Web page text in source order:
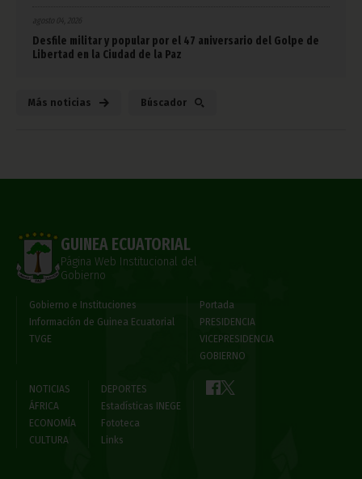
agosto 04, 2026
Desfile militar y popular por el 47 aniversario del Golpe de
Libertad en la Ciudad de la Paz
Más noticias Búscador
GUINEA ECUATORIAL
Página Web Institucional del
Gobierno
Gobierno e Instituciones
Información de Guinea Ecuatorial
TVGE
Portada
PRESIDENCIA
VICEPRESIDENCIA
GOBIERNO
NOTICIAS
ÁFRICA
ECONOMÍA
CULTURA
DEPORTES
Estadísticas INEGE
Fototeca
Links